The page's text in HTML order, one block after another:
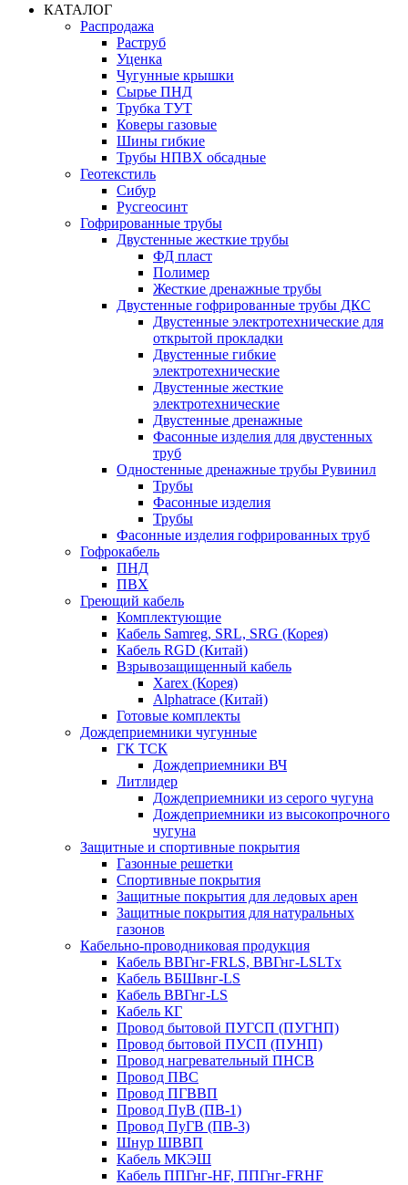
КАТАЛОГ
Распродажа
Раструб
Уценка
Чугунные крышки
Сырье ПНД
Трубка ТУТ
Коверы газовые
Шины гибкие
Трубы НПВХ обсадные
Геотекстиль
Сибур
Русгеосинт
Гофрированные трубы
Двустенные жесткие трубы
ФД пласт
Полимер
Жесткие дренажные трубы
Двустенные гофрированные трубы ДКС
Двустенные электротехнические для
открытой прокладки
Двустенные гибкие
электротехнические
Двустенные жесткие
электротехнические
Двустенные дренажные
Фасонные изделия для двустенных
труб
Одностенные дренажные трубы Рувинил
Трубы
Фасонные изделия
Трубы
Фасонные изделия гофрированных труб
Гофрокабель
ПНД
ПВХ
Греющий кабель
Комплектующие
Кабель Samreg, SRL, SRG (Корея)
Кабель RGD (Китай)
Взрывозащищенный кабель
Xarex (Корея)
Alphatrace (Китай)
Готовые комплекты
Дождеприемники чугунные
ГК ТСК
Дождеприемники ВЧ
Литлидер
Дождеприемники из серого чугуна
Дождеприемники из высокопрочного
чугуна
Защитные и спортивные покрытия
Газонные решетки
Спортивные покрытия
Защитные покрытия для ледовых арен
Защитные покрытия для натуральных
газонов
Кабельно-проводниковая продукция
Кабель ВВГнг-FRLS, ВВГнг-LSLTx
Кабель ВБШвнг-LS
Кабель ВВГнг-LS
Кабель КГ
Провод бытовой ПУГСП (ПУГНП)
Провод бытовой ПУСП (ПУНП)
Провод нагревательный ПНСВ
Провод ПВС
Провод ПГВВП
Провод ПуВ (ПВ-1)
Провод ПуГВ (ПВ-3)
Шнур ШВВП
Кабель МКЭШ
Кабель ППГнг-HF, ППГнг-FRHF